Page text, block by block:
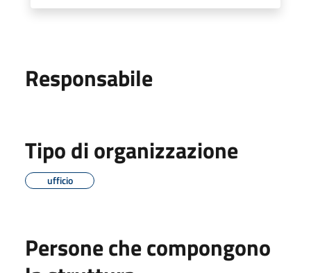
Responsabile
Tipo di organizzazione
ufficio
Persone che compongono